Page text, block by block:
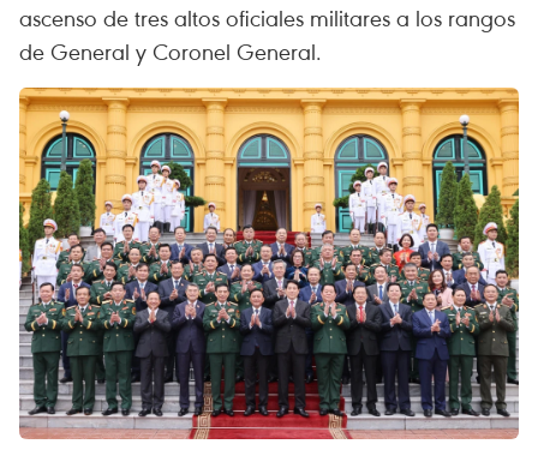
ascenso de tres altos oficiales militares a los rangos
de General y Coronel General.